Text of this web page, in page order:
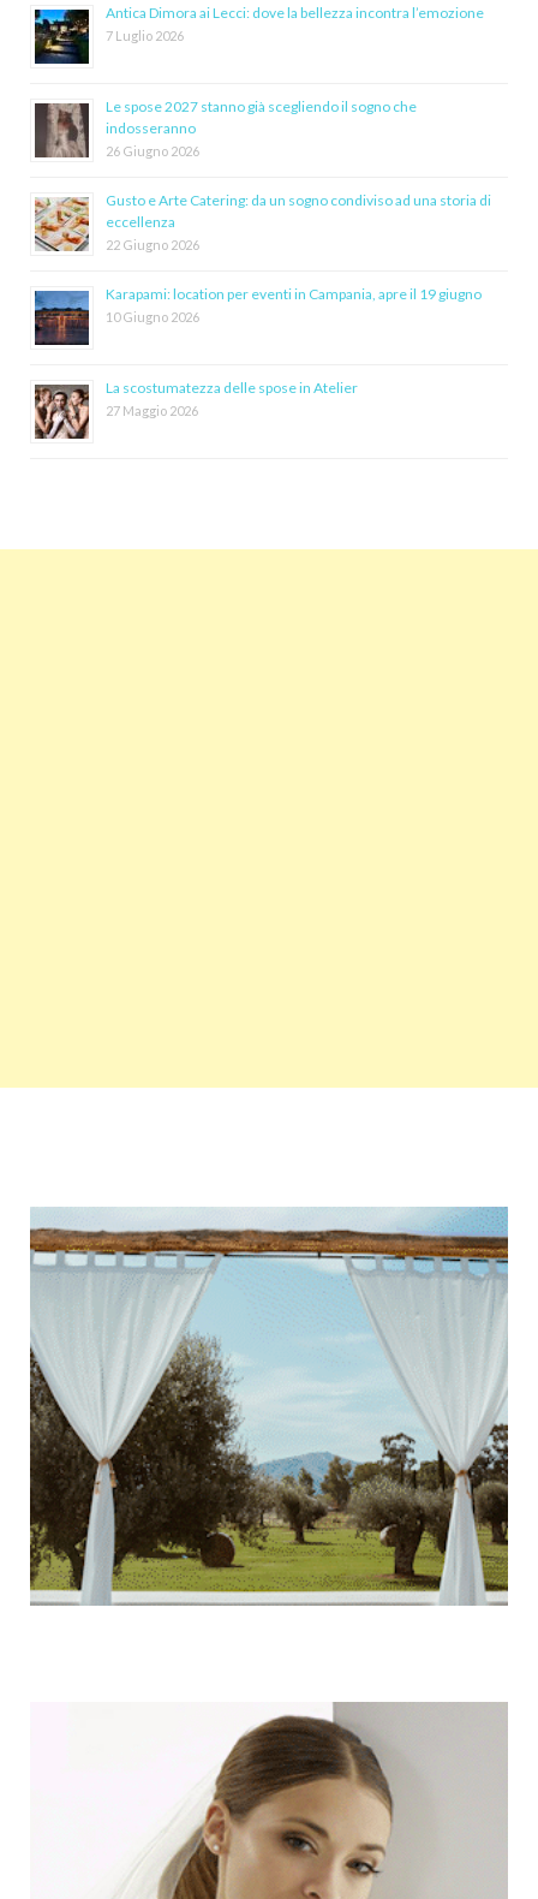
Antica Dimora ai Lecci: dove la bellezza incontra l’emozione
7 Luglio 2026
Le spose 2027 stanno già scegliendo il sogno che
indosseranno
26 Giugno 2026
Gusto e Arte Catering: da un sogno condiviso ad una storia di
eccellenza
22 Giugno 2026
Karapami: location per eventi in Campania, apre il 19 giugno
10 Giugno 2026
La scostumatezza delle spose in Atelier
27 Maggio 2026